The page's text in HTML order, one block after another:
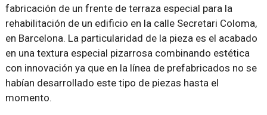
fabricación de un frente de terraza especial para la
rehabilitación de un edificio en la calle Secretari Coloma,
en Barcelona. La particularidad de la pieza es el acabado
en una textura especial pizarrosa combinando estética
con innovación ya que en la línea de prefabricados no se
habían desarrollado este tipo de piezas hasta el
momento.